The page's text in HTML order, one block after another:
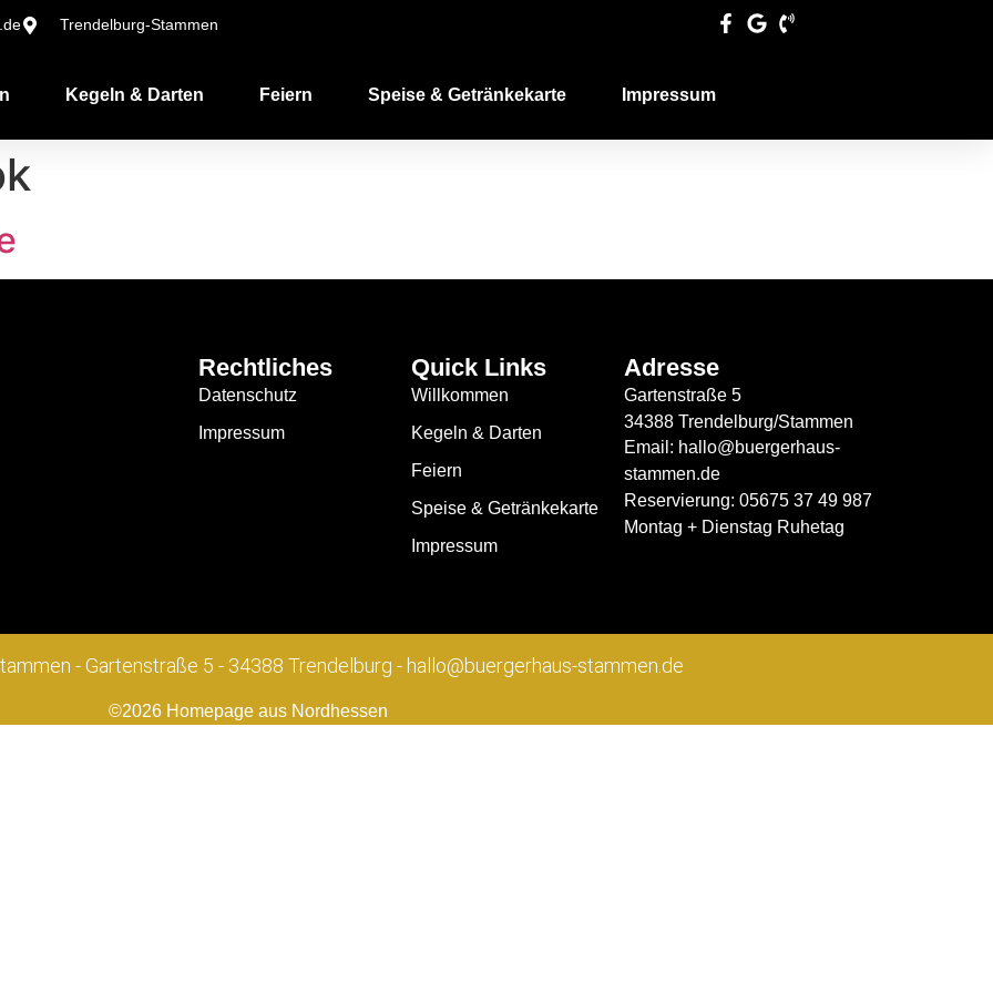
Trendelburg-Stammen
Kegeln & Darten Feiern Speise & Getränkekarte Impressum
Rechtliches
Datenschutz
Impressum
Quick Links
Willkommen
Kegeln & Darten
Feiern
Speise & Getränkekarte
Impressum
Adresse
Gartenstraße 5
34388 Trendelburg/Stammen
Email: hallo@buergerhaus-
stammen.de
Reservierung: 05675 37 49 987
Montag + Dienstag Ruhetag
- Gartenstraße 5 - 34388 Trendelburg - hallo@buergerhaus-stammen.de
©2026 Homepage aus Nordhessen